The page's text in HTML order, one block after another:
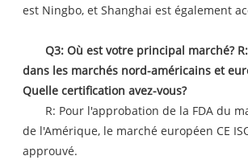
est Ningbo, et Shanghai est également
Q3: Où est votre principal marché?
dans les marchés nord-américains et
Quelle certification avez-vous?
R: Pour l'approbation de la FDA du
de l'Amérique, le marché européen CE
approuvé.